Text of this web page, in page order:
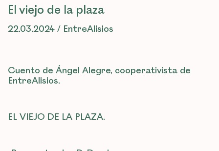
El viejo de la plaza
22.03.2024 / EntreAlisios
Cuento de Ángel Alegre, cooperativista de
EntreAlisios.
EL VIEJO DE LA PLAZA.